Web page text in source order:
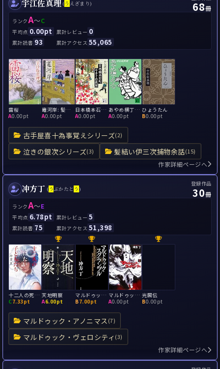
宇江佐真理 (う えざまり) 68冊
ランクA～C
平均点 0.00pt 累計レビュー 0
累計読書 93 累計アクセス 55,065
古手屋喜十為事覚えシリーズ(2)
泣きの銀次シリーズ(3) 髪結い伊三次捕物余話(15)
雷桜
A0.00pt
竈河岸: 髪結い伊三次捕物余話
A0.00pt
日本橋本石町やさぐれ長屋
A0.00pt
あやめ横丁の人々
A0.00pt
ひょうたん
B0.00pt
作家詳細ページへ
冲方丁 (うぶかたと う )
登録作品
30冊
ランクA～E
平均点 6.78pt 累計レビュー 5
累計読書 75 累計アクセス 51,398
マルドゥック・アノニマス (7)
マルドゥック・ヴェロシティ (3)
十二人の死にたい子どもたち
C7.33pt
天地明察
A6.00pt
マルドゥック・スクランブル
B7.00pt
マルドゥック・ヴェロシティ
A0.00pt
光圀伝
B0.00pt
作家詳細ページへ